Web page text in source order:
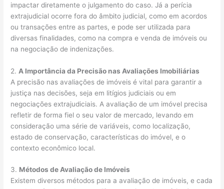
impactar diretamente o julgamento do caso. Já a perícia
extrajudicial ocorre fora do âmbito judicial, como em acordos
ou transações entre as partes, e pode ser utilizada para
diversas finalidades, como na compra e venda de imóveis ou
na negociação de indenizações.
2. A Importância da Precisão nas Avaliações Imobiliárias
A precisão nas avaliações de imóveis é vital para garantir a
justiça nas decisões, seja em litígios judiciais ou em
negociações extrajudiciais. A avaliação de um imóvel precisa
refletir de forma fiel o seu valor de mercado, levando em
consideração uma série de variáveis, como localização,
estado de conservação, características do imóvel, e o
contexto econômico local.
3. Métodos de Avaliação de Imóveis
Existem diversos métodos para a avaliação de imóveis, e cada